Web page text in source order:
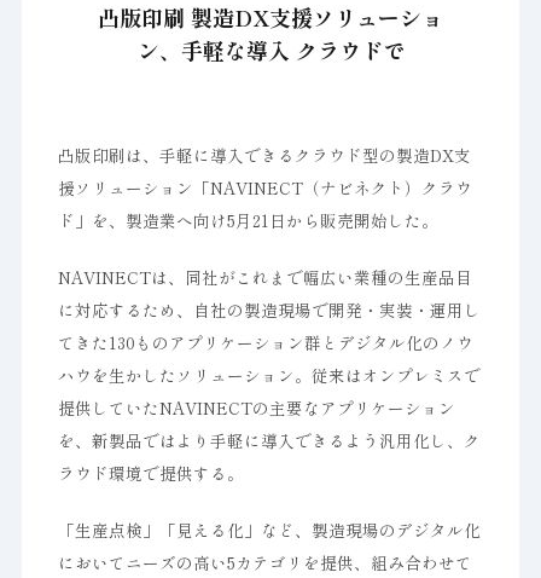
凸版印刷 製造DX支援ソリューショ
ン、手軽な導入 クラウドで
凸版印刷は、手軽に導入できるクラウド型の製造DX支
援ソリューション「NAVINECT（ナビネクト）クラウ
ド」を、製造業へ向け5月21日から販売開始した。
NAVINECTは、同社がこれまで幅広い業種の生産品目
に対応するため、自社の製造現場で開発・実装・運用し
てきた130ものアプリケーション群とデジタル化のノウ
ハウを生かしたソリューション。従来はオンプレミスで
提供していたNAVINECTの主要なアプリケーション
を、新製品ではより手軽に導入できるよう汎用化し、ク
ラウド環境で提供する。
「生産点検」「見える化」など、製造現場のデジタル化
においてニーズの高い5カテゴリを提供、組み合わせて